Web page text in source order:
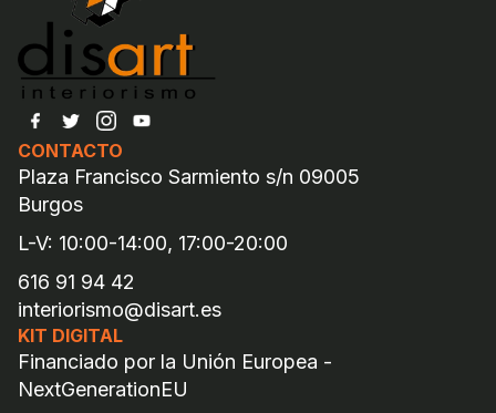
CONTACTO
Plaza Francisco Sarmiento s/n 09005
Burgos
L-V: 10:00-14:00, 17:00-20:00
616 91 94 42
interiorismo@disart.es
KIT DIGITAL
Financiado por la Unión Europea -
NextGenerationEU